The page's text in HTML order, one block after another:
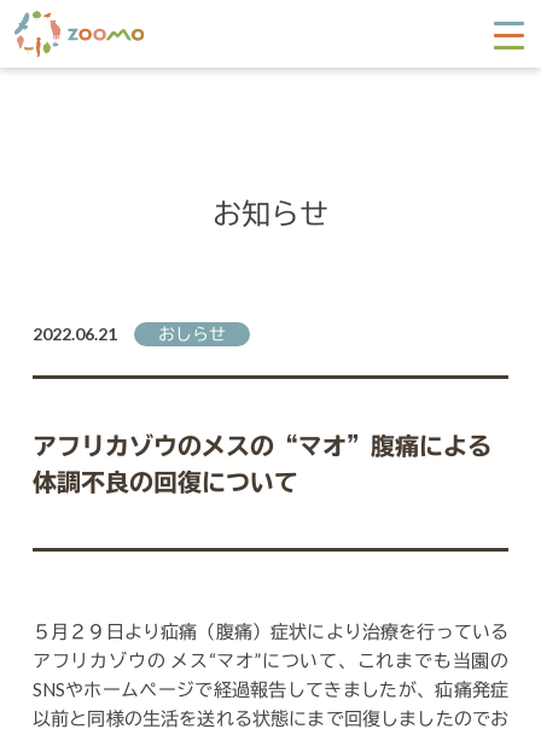
お知らせ
2022.06.21 おしらせ
アフリカゾウのメスの“マオ”腹痛による
体調不良の回復について
５月２９日より疝痛（腹痛）症状により治療を行っている
アフリカゾウの メス“マオ”について、これまでも当園の
SNSやホームページで経過報告してきましたが、疝痛発症
以前と同様の生活を送れる状態にまで回復しましたのでお